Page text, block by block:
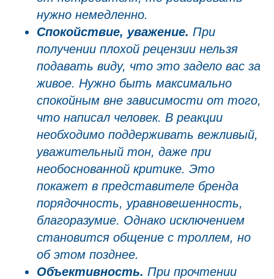
нужно немедленно.
Спокойствие, уважение. При
получении плохой рецензии нельзя
подавать виду, что это задело вас за
живое. Нужно быть максимально
спокойным вне зависимости от того,
что написал человек. В реакции
необходимо поддерживать вежливый,
уважительный тон, даже при
необоснованной критике. Это
покажет в представителе бренда
порядочность, уравновешенность,
благоразумие. Однако исключением
становится общение с троллем, но
об этом позднее.
Объективность. При прочтении